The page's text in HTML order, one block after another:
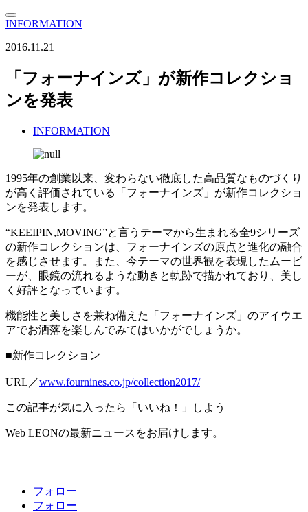
INFORMATION
2016.11.21
「フォーナインズ」が新作コレクショ
ンを発表
INFORMATION
1995年の創業以来、変わらない徹底した高品質なものづくり
が高く評価されている「フォーナインズ」が新作コレクショ
ンを発表します。
“KEEIPIN,MOVING”と言うテーマから生まれる全9シリーズ
の新作コレクションは、フォーナインズの原点と進化の融合
を感じさせます。また、今テーマの世界観を表現したムービ
ーが、眼鏡の流れるような動きと軌跡で描かれており、美し
く好評となっています。
機能性と美しさを兼ね備えた「フォーナインズ」のアイウエ
アでお洒落を楽しんでみてはいかがでしょうか。
■新作コレクション
URL／www.fournines.co.jp/collection2017/
この記事が気に入ったら「いいね！」しよう
Web LEONの最新ニュースをお届けします。
フォロー
フォロー